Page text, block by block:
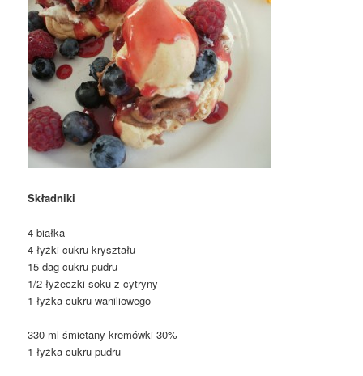
Składniki
4 białka
4 łyżki cukru kryształu
15 dag cukru pudru
1/2 łyżeczki soku z cytryny
1 łyżka cukru waniliowego
330 ml śmietany kremówki 30%
1 łyżka cukru pudru